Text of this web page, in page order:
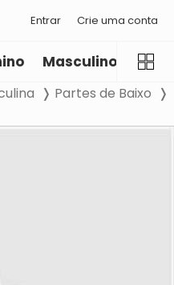
Entrar Crie uma conta
Masculino
Partes de Baixo